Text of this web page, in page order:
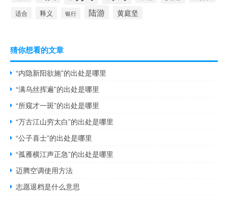
适合
释义 银行 陆游 黄庭坚
猜你想看的文章
“内隐新阳欲施”的出处是哪里
“满乌丝挥遍”的出处是哪里
“所窥才一斑”的出处是哪里
“万古江山穷太白”的出处是哪里
“公子喜士”的出处是哪里
“孤雁横江声正急”的出处是哪里
迈腾空调使用方法
志愿退档是什么意思